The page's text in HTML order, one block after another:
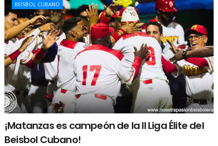
BEISBOL CUBANO
¡Matanzas es campeón de la II Liga Élite del
Beisbol Cubano!